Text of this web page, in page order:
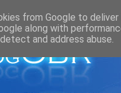
from Google to
along with
and address abuse.